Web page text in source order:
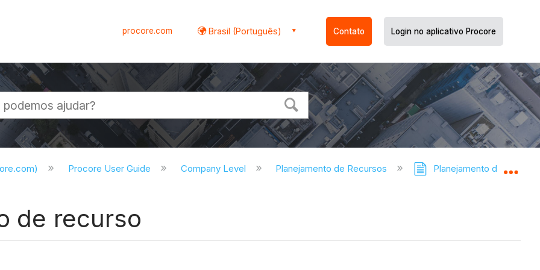
procore.com Brasil (Português) Contato Login no aplicativo Procore
Procore User Guide Company Level Planejamento de Recursos Planejamento de
de recurso